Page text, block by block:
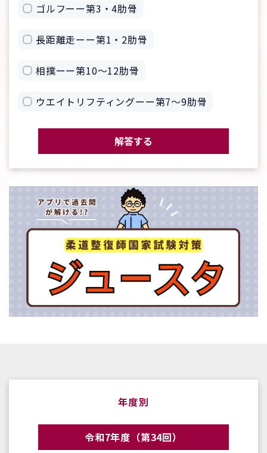
ゴルフーー第3・4肋骨
長距離走ーー第1・2肋骨
相撲ーー第10〜12肋骨
ウエイトリフティングーー第7〜9肋骨
解答する
年度別
令和7年度（第34回）